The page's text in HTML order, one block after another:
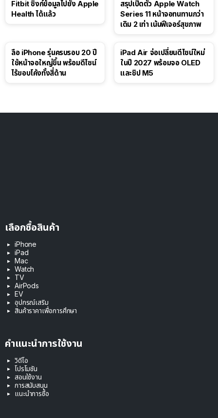
Fitbit ซิงก์ข้อมูลไปยัง Apple
Health ได้แล้ว
สรุปเปิดตัว Apple Watch
Series 11 หน้าจอทนทานกว่า
เดิม 2 เท่า เน้นฟีเจอร์สุขภาพ
ลือ iPhone รุ่นครบรอบ 20 ปี
ใช้หน้าจอใหญ่ขึ้น พร้อมดีไซน์
ไร้ขอบโค้งทั้งสี่ด้าน
iPad Air จ่อเปลี่ยนดีไซน์ใหม่
ในปี 2027 พร้อมจอ OLED
และชิป M5
เลือกซื้อสินค้า
iPhone
iPad
Mac
Watch
TV
AirPods
EV
อุปกรณ์เสริม
สินค้าราคาเพื่อการศึกษา
คำแนะนำการใช้งาน
วิดีโอ
โปรโมชัน
สอนใช้งาน
การสนับสนุน
แนะนำการซื้อ